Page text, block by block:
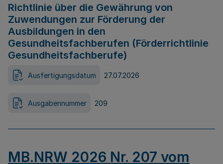
Richtlinie über die Gewährung von
Zuwendungen zur Förderung der
Ausbildungen in den
Gesundheitsfachberufen (Förderrichtlinie
Gesundheitsfachberufe)
Ausfertigungsdatum 27.07.2026
Ausgabennummer 209
MB.NRW 2026 Nr. 207 vom